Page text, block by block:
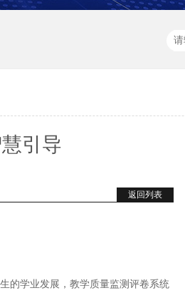
引导
返回列表
的学业发展，教学质量监测评卷系统